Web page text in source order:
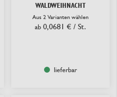
WALDWEIHNACHT
Aus 2 Varianten wählen
ab 0,0681 € / St.
lieferbar